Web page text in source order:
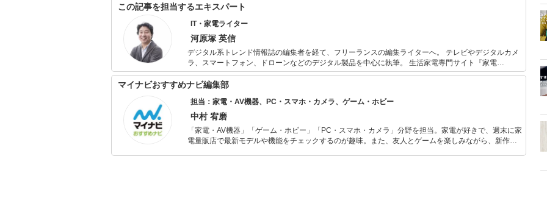
この記事を担当するエキスパート
IT・家電ライター
河原塚 英信
デジタル系トレンド情報誌の編集者を経て、フリーランスの編集ライターへ。 テレビやデジタルカメ
ラ、スマートフォン、ドローンなどのデジタル製品を中心に執筆。 生活家電専門サイト『家電
Watch』の編集記者でもある。
マイナビおすすめナビ編集部
担当：家電・AV機器、PC・スマホ・カメラ、ゲーム・ホビー
中村 宥磨
「家電・AV機器」「ゲーム・ホビー」「PC・スマホ・カメラ」分野を担当。家電が好きで、週末に家
電量販店で最新モデルや機能をチェックするのが趣味。また、友人とゲームを楽しみながら、新作タ